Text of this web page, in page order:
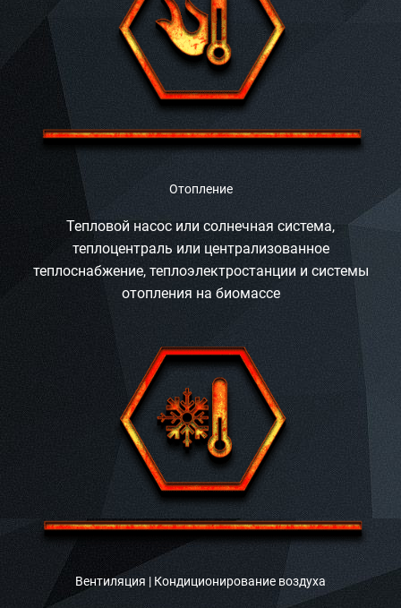
Отопление
Тепловой насос или солнечная система,
теплоцентраль или централизованное
теплоснабжение, теплоэлектростанции и системы
отопления на биомассе
Вентиляция | Кондиционирование воздуха